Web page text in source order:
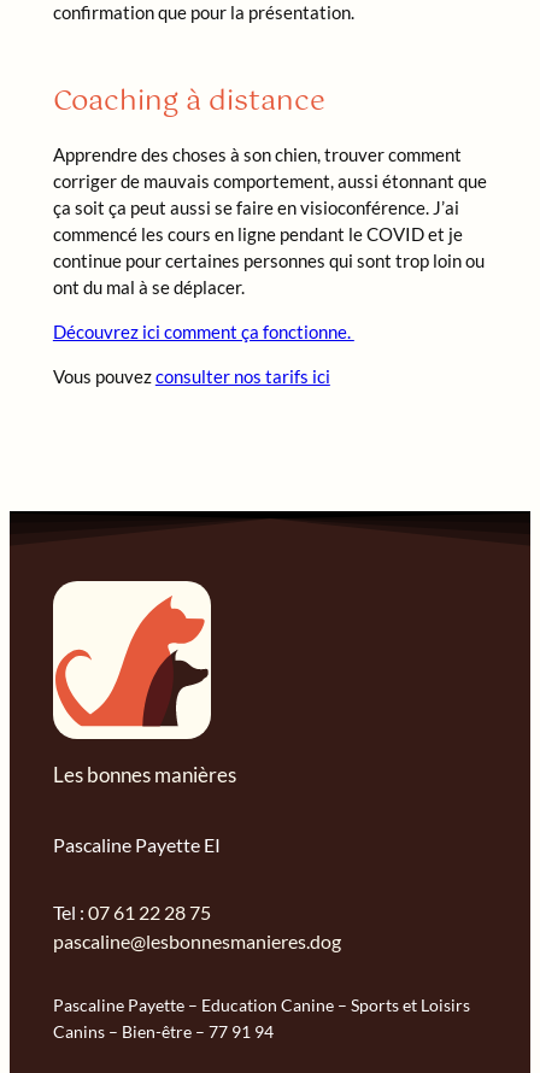
confirmation que pour la présentation.
Coaching à distance
Apprendre des choses à son chien, trouver comment
corriger de mauvais comportement, aussi étonnant que
ça soit ça peut aussi se faire en visioconférence. J’ai
commencé les cours en ligne pendant le COVID et je
continue pour certaines personnes qui sont trop loin ou
ont du mal à se déplacer.
Découvrez ici comment ça fonctionne.
Vous pouvezconsulter nos tarifs ici
Les bonnes manières
Pascaline Payette EI
Tel : 07 61 22 28 75
pascaline@lesbonnesmanieres.dog
Pascaline Payette – Education Canine – Sports et Loisirs
Canins – Bien-être – 77 91 94